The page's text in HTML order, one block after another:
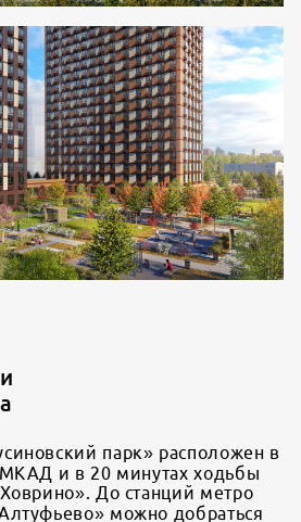
парк» расположен в
и в 20 минутах ходьбы
До станций метро
можно добраться